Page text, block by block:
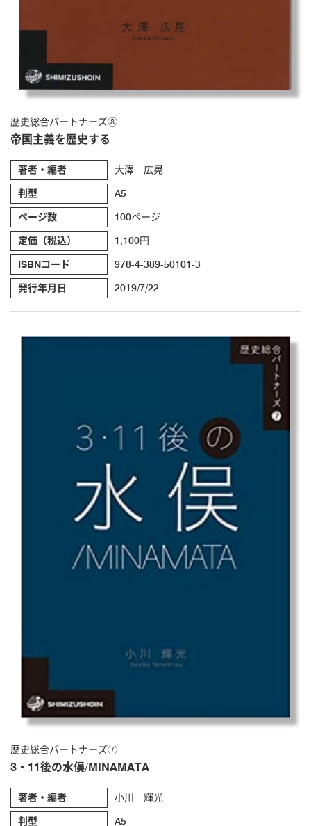
歴史総合パートナーズ⑧
帝国主義を歴史する
著者・編者 大澤 広晃
判型 A5
ページ数 100ページ
定価（税込） 1,100円
ISBNコード 978-4-389-50101-3
発行年月日 2019/7/22
歴史総合パートナーズ⑦
3・11後の水俣/MINAMATA
著者・編者 小川 輝光
判型 A5